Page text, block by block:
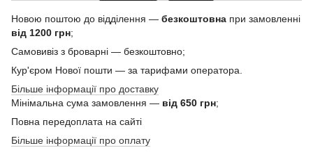
Новою поштою до відділення — безкоштовна при замовленні
від 1200 грн;
Самовивіз з броварні — безкоштовно;
Кур'єром Нової пошти — за тарифами оператора.
Більше інформації про доставку
Мінімальна сума замовлення — від 650 грн;
Повна передоплата на сайті
Більше інформації про оплату